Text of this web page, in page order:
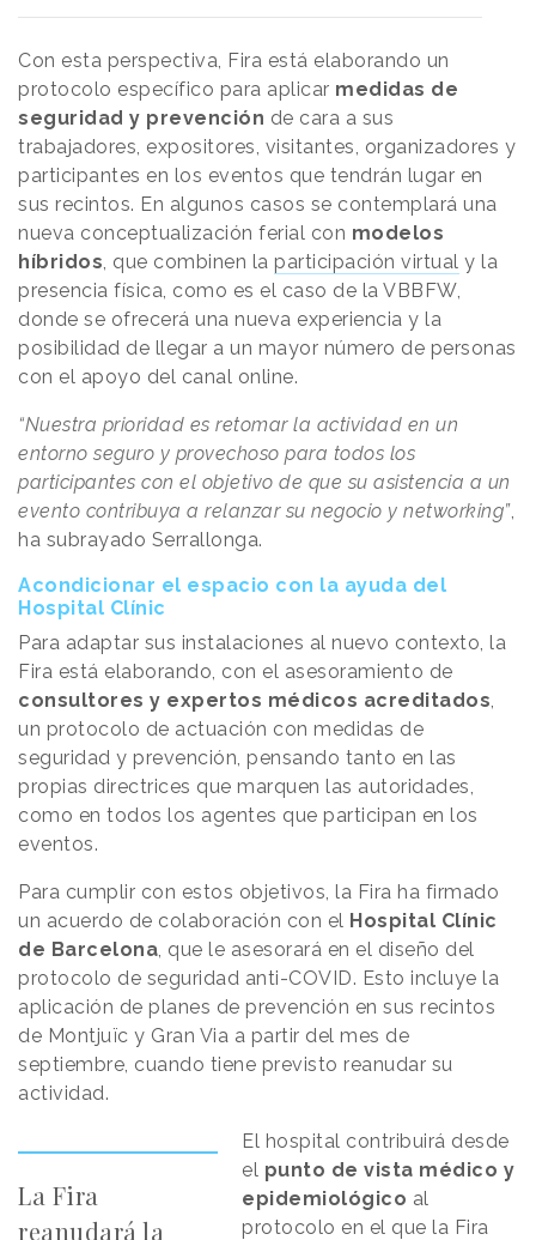
Con esta perspectiva, Fira está elaborando un
protocolo específico para aplicar medidas de
seguridad y prevención de cara a sus
trabajadores, expositores, visitantes, organizadores y
participantes en los eventos que tendrán lugar en
sus recintos. En algunos casos se contemplará una
nueva conceptualización ferial con modelos
híbridos , que combinen la participación virtual y la
presencia física, como es el caso de la VBBFW,
donde se ofrecerá una nueva experiencia y la
posibilidad de llegar a un mayor número de personas
con el apoyo del canal online.
“Nuestra prioridad es retomar la actividad en un
entorno seguro y provechoso para todos los
participantes con el objetivo de que su asistencia a un
evento contribuya a relanzar su negocio y networking”,
ha subrayado Serrallonga.
Acondicionar el espacio con la ayuda del
Hospital Clínic
Para adaptar sus instalaciones al nuevo contexto, la
Fira está elaborando, con el asesoramiento de
consultores y expertos médicos acreditados
un protocolo de actuación con medidas de
seguridad y prevención, pensando tanto en las
propias directrices que marquen las autoridades,
como en todos los agentes que participan en los
eventos.
Para cumplir con estos objetivos, la Fira ha firmado
un acuerdo de colaboración con el Hospital Clínic
de Barcelona , que le asesorará en el diseño del
protocolo de seguridad anti-COVID. Esto incluye la
aplicación de planes de prevención en sus recintos
de Montjuïc y Gran Via a partir del mes de
septiembre, cuando tiene previsto reanudar su
actividad.
La Fira
reanudará la
El hospital contribuirá desde
el punto de vista médico y
epidemiológico al
protocolo en el que la Fira